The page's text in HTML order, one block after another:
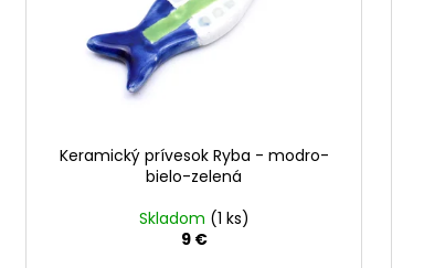
Keramický prívesok Ryba - modro-
bielo-zelená
Skladom (1 ks)
9 €